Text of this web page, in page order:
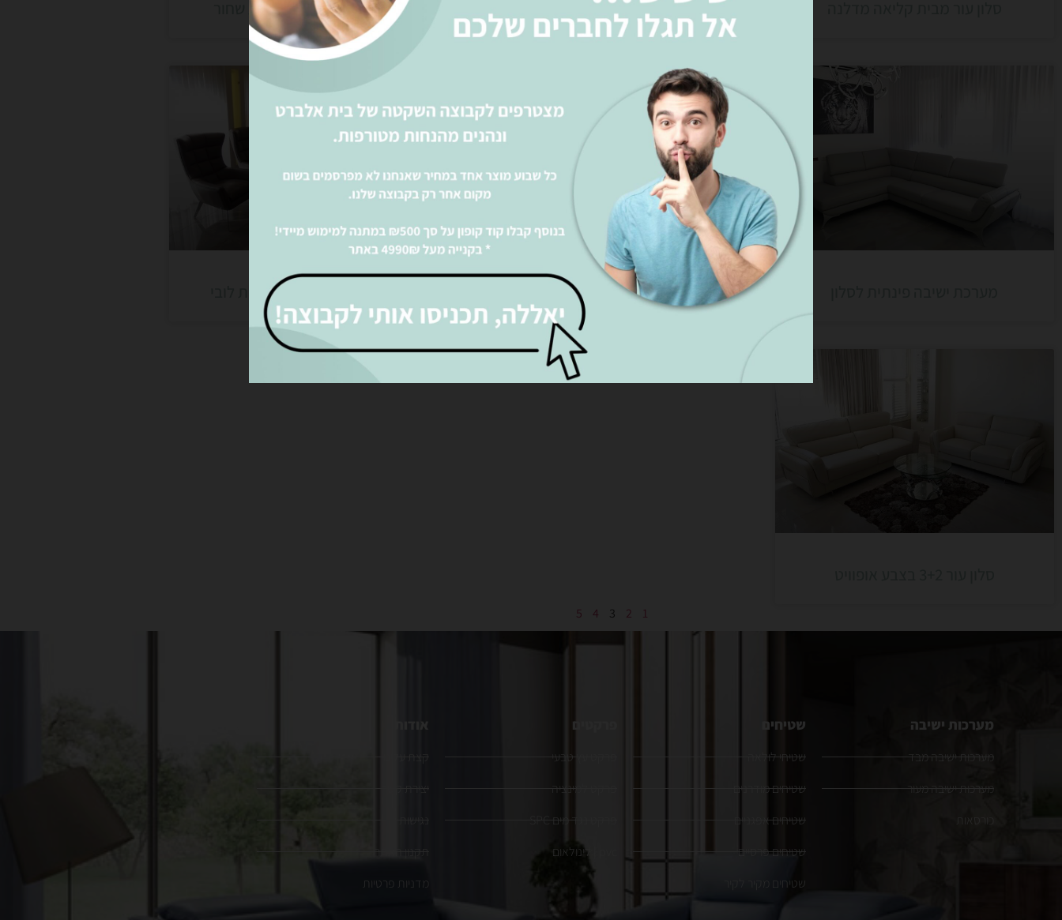
מערכת ישיבה יוקרתית מעור מערכת ישיבה מעור בצבע שחור
מערכת ישיבה מעור מבית קליאה ספה תלת מושבית וכורסאות לובי
1
2
3
4
5
מערכות ישיבה
מערכות ישיבה מבד
מערכות ישיבה מעור
שטיחים
שטיחי לולאה
שטיחים מודרנים
שטיחים אפגניים
שטיחים פרסיים
שטיחים מקיר לקיר
פרקטים
פרקט עץ טבעי
פרקט למינציה
פרקט נגד מים SPC
קצת עלינו
תקנון האתר
מדניות פרטיות